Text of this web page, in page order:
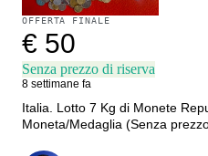
OFFERTA FINALE
€ 50
Senza prezzo di riserva
8 settimane fa
Italia. Lotto 7 Kg di Monete
Moneta/Medaglia